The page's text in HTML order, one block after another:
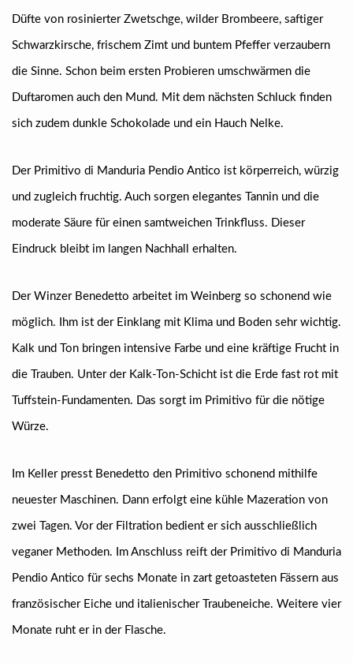
Düfte von rosinierter Zwetschge, wilder Brombeere, saftiger
Schwarzkirsche, frischem Zimt und buntem Pfeffer verzaubern
die Sinne. Schon beim ersten Probieren umschwärmen die
Duftaromen auch den Mund. Mit dem nächsten Schluck finden
sich zudem dunkle Schokolade und ein Hauch Nelke.
Der Primitivo di Manduria Pendio Antico ist körperreich, würzig
und zugleich fruchtig. Auch sorgen elegantes Tannin und die
moderate Säure für einen samtweichen Trinkfluss. Dieser
Eindruck bleibt im langen Nachhall erhalten.
Der Winzer Benedetto arbeitet im Weinberg so schonend wie
möglich. Ihm ist der Einklang mit Klima und Boden sehr wichtig.
Kalk und Ton bringen intensive Farbe und eine kräftige Frucht in
die Trauben. Unter der Kalk-Ton-Schicht ist die Erde fast rot mit
Tuffstein-Fundamenten. Das sorgt im Primitivo für die nötige
Würze.
Im Keller presst Benedetto den Primitivo schonend mithilfe
neuester Maschinen. Dann erfolgt eine kühle Mazeration von
zwei Tagen. Vor der Filtration bedient er sich ausschließlich
veganer Methoden. Im Anschluss reift der Primitivo di Manduria
Pendio Antico für sechs Monate in zart getoasteten Fässern aus
französischer Eiche und italienischer Traubeneiche. Weitere vier
Monate ruht er in der Flasche.